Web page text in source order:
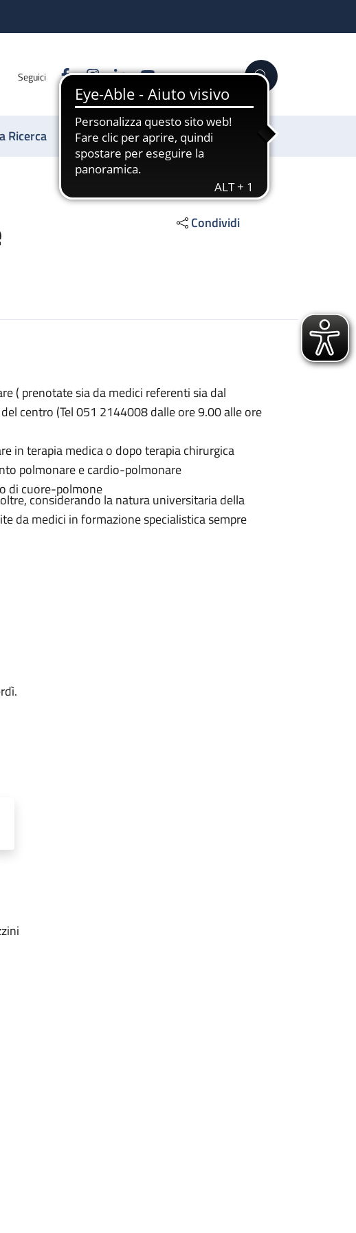
Seguici FacebookInstagram
LinkedinYouTube Cerca
Ricerca Sostienici
Condividi
( prenotate sia da medici referenti sia dal
centro (Tel 051 2144008 dalle ore 9.00 alle ore
in terapia medica o dopo terapia chirurgica
polmonare e cardio-polmonare
di cuore-polmone
considerando la natura universitaria della
da medici in formazione specialistica sempre